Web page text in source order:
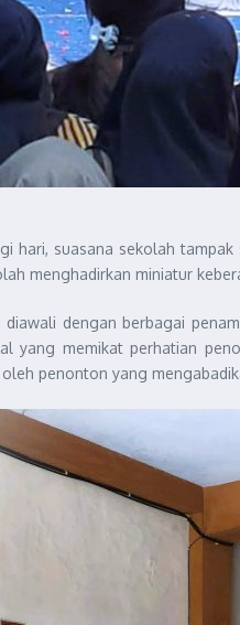
hari, suasana sekolah
menghadirkan miniatur
diawali dengan berbagai
yang memikat perhatian
penonton yang